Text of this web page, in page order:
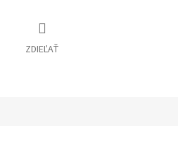
ZDIEĽAŤ